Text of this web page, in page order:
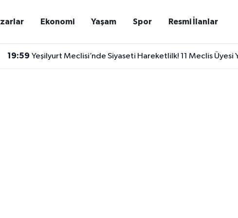
Ekonomi Yaşam Spor Resmi İlanlar
19:59 Yeşilyurt Meclisi’nde Siyaseti Hareketlilk! 11 Meclis Üyesi